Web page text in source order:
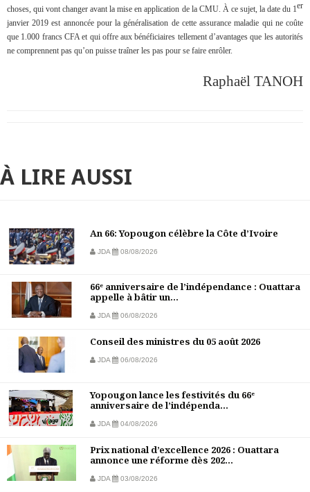
choses, qui vont changer avant la mise en application de la CMU. À ce sujet, la date du 1er
janvier 2019 est annoncée pour la généralisation de cette assurance maladie qui ne coûte
que 1.000 francs CFA et qui offre aux bénéficiaires tellement d’avantages que les autorités
ne comprennent pas qu’on puisse traîner les pas pour se faire enrôler.
Raphaël TANOH
À LIRE AUSSI
An 66: Yopougon célèbre la Côte d’Ivoire
JDA 08/08/2026
66ᵉ anniversaire de l’indépendance : Ouattara
appelle à bâtir un...
JDA 06/08/2026
Conseil des ministres du 05 août 2026
JDA 06/08/2026
Yopougon lance les festivités du 66ᵉ
anniversaire de l’indépenda...
JDA 04/08/2026
Prix national d’excellence 2026 : Ouattara
annonce une réforme dès 202...
JDA 03/08/2026